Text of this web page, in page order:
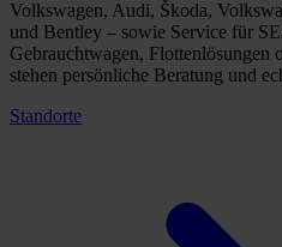
Volkswagen, Audi, Škoda,
und Bentley – sowie Service für
Gebrauchtwagen,
stehen persönliche Beratung und
Standorte